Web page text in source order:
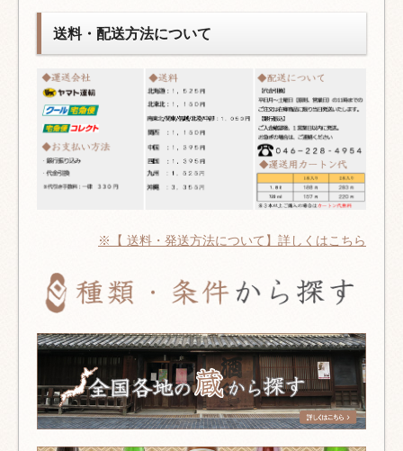
送料・配送方法について
※【 送料・発送方法について】詳しくはこちら